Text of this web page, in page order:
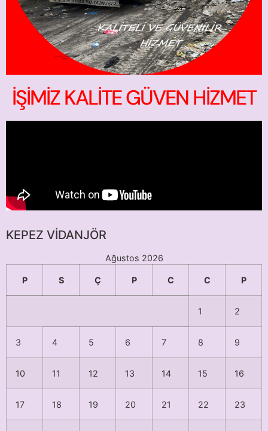
İŞİMİZ KALİTE GÜVEN HİZMET
KEPEZ VİDANJÖR
Ağustos 2026
P S Ç P C C P
1 2
3 4 5 6 7 8 9
10 11 12 13 14 15 16
17 18 19 20 21 22 23